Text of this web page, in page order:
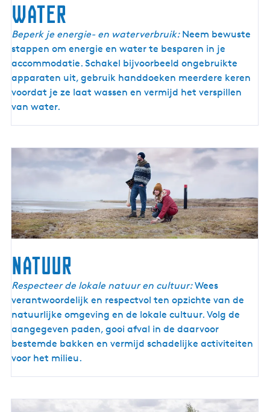
water
Beperk je energie- en waterverbruik:Neem bewuste
stappen om energie en water te besparen in je
accommodatie. Schakel bijvoorbeeld ongebruikte
apparaten uit, gebruik handdoeken meerdere keren
voordat je ze laat wassen en vermijd het verspillen
van water.
natuur
Respecteer de lokale natuur en cultuur:Wees
verantwoordelijk en respectvol ten opzichte van de
natuurlijke omgeving en de lokale cultuur. Volg de
aangegeven paden, gooi afval in de daarvoor
bestemde bakken en vermijd schadelijke activiteiten
voor het milieu.